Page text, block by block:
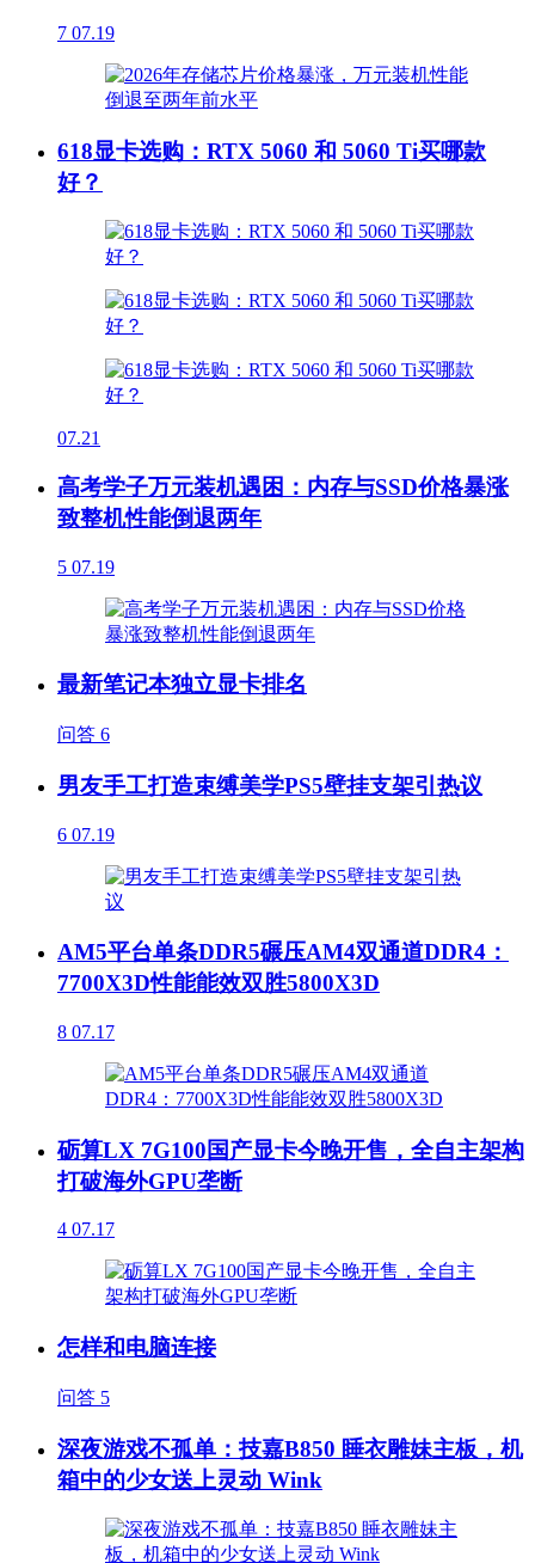
7 07.19
618显卡选购：RTX 5060 和 5060 Ti买哪款
好？
07.21
高考学子万元装机遇困：内存与SSD价格暴涨
致整机性能倒退两年
5 07.19
最新笔记本独立显卡排名
问答 6
男友手工打造束缚美学PS5壁挂支架引热议
6 07.19
AM5平台单条DDR5碾压AM4双通道DDR4：
7700X3D性能能效双胜5800X3D
8 07.17
砺算LX 7G100国产显卡今晚开售，全自主架构
打破海外GPU垄断
4 07.17
怎样和电脑连接
问答 5
深夜游戏不孤单：技嘉B850 睡衣雕妹主板，机
箱中的少女送上灵动 Wink